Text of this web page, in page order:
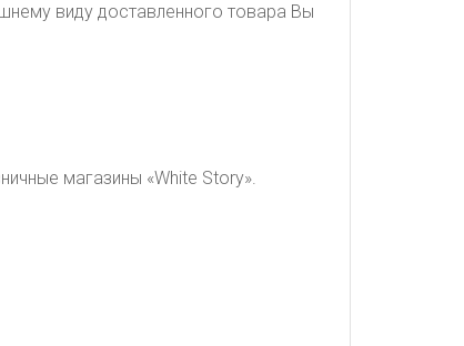
виду доставленного товара Вы
магазины «White Story».